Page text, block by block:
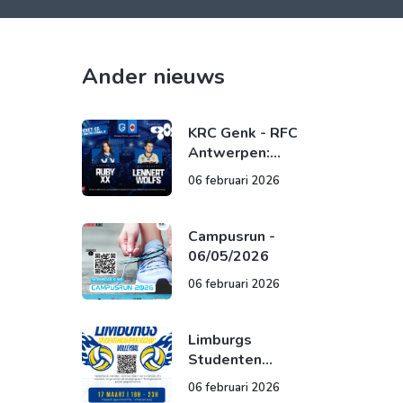
Ander nieuws
KRC Genk - RFC
Antwerpen:
19/05/2026
06 februari 2026
Campusrun -
06/05/2026
06 februari 2026
Limburgs
Studenten
Kampioenschap
06 februari 2026